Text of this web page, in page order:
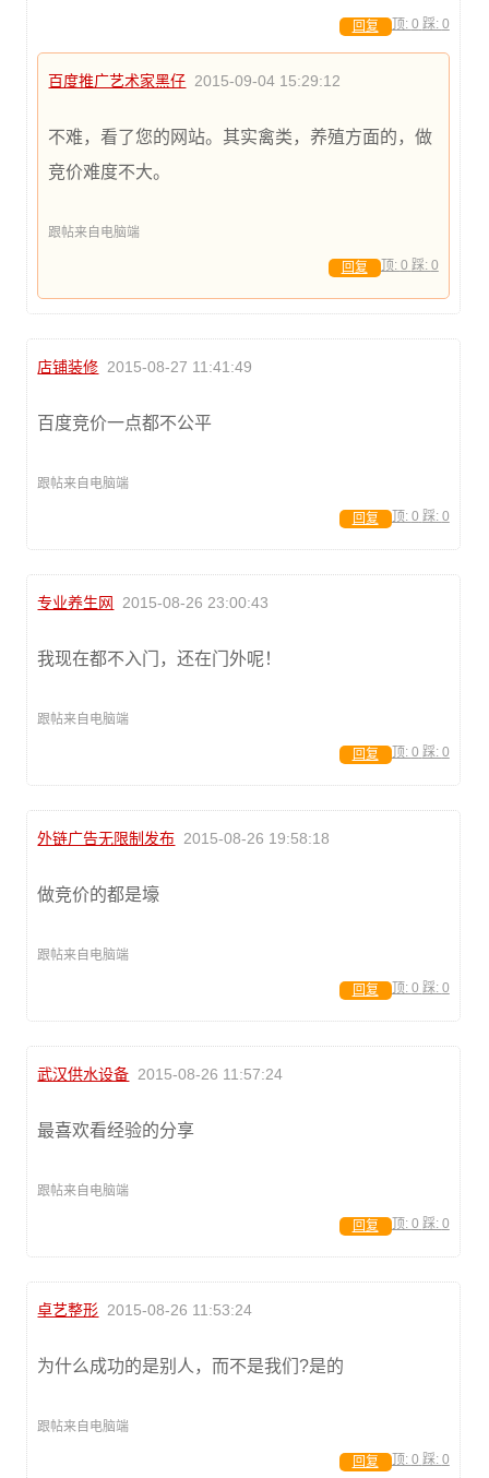
顶: 0 踩: 0
回复
百度推广艺术家黑仔 2015-09-04 15:29:12
不难，看了您的网站。其实禽类，养殖方面的，做
竞价难度不大。
跟帖来自电脑端
顶: 0 踩: 0
回复
店铺装修 2015-08-27 11:41:49
百度竞价一点都不公平
跟帖来自电脑端
顶: 0 踩: 0
回复
专业养生网 2015-08-26 23:00:43
我现在都不入门，还在门外呢！
跟帖来自电脑端
顶: 0 踩: 0
回复
外链广告无限制发布 2015-08-26 19:58:18
做竞价的都是壕
跟帖来自电脑端
顶: 0 踩: 0
回复
武汉供水设备 2015-08-26 11:57:24
最喜欢看经验的分享
跟帖来自电脑端
顶: 0 踩: 0
回复
卓艺整形 2015-08-26 11:53:24
为什么成功的是别人，而不是我们?是的
跟帖来自电脑端
顶: 0 踩: 0
回复